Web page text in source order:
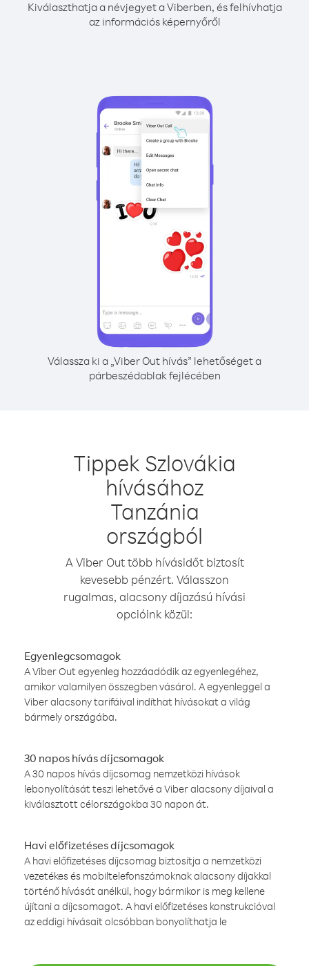
Kiválaszthatja a névjegyet a Viberben, és felhívhatja
az információs képernyőről
Válassza ki a „Viber Out hívás” lehetőséget a
párbeszédablak fejlécében
Tippek Szlovákia
hívásához
Tanzánia
országból
A Viber Out több hívásidőt biztosít
kevesebb pénzért. Válasszon
rugalmas, alacsony díjazású hívási
opcióink közül:
Egyenlegcsomagok
A Viber Out egyenleg hozzáadódik az egyenlegéhez,
amikor valamilyen összegben vásárol. A egyenleggel a
Viber alacsony tarifáival indíthat hívásokat a világ
bármely országába.
30 napos hívás díjcsomagok
A 30 napos hívás díjcsomag nemzetközi hívások
lebonyolítását teszi lehetővé a Viber alacsony díjaival a
kiválasztott célországokba 30 napon át.
Havi előfizetéses díjcsomagok
A havi előfizetéses díjcsomag biztosítja a nemzetközi
vezetékes és mobiltelefonszámoknak alacsony díjakkal
történő hívását anélkül, hogy bármikor is meg kellene
újítani a díjcsomagot. A havi előfizetéses konstrukcióval
az eddigi hívásait olcsóbban bonyolíthatja le